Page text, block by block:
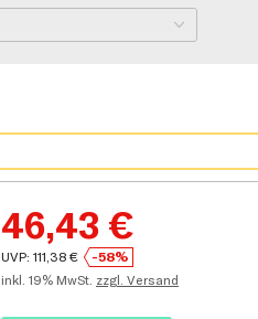
46,43 €
UVP: 111,38 €
-58%
inkl. 19% MwSt. zzgl. Versand